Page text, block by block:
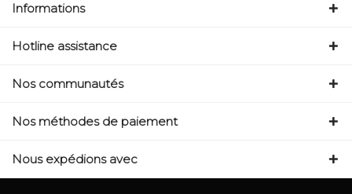
Informations
Hotline assistance
Nos communautés
Nos méthodes de paiement
Nous expédions avec